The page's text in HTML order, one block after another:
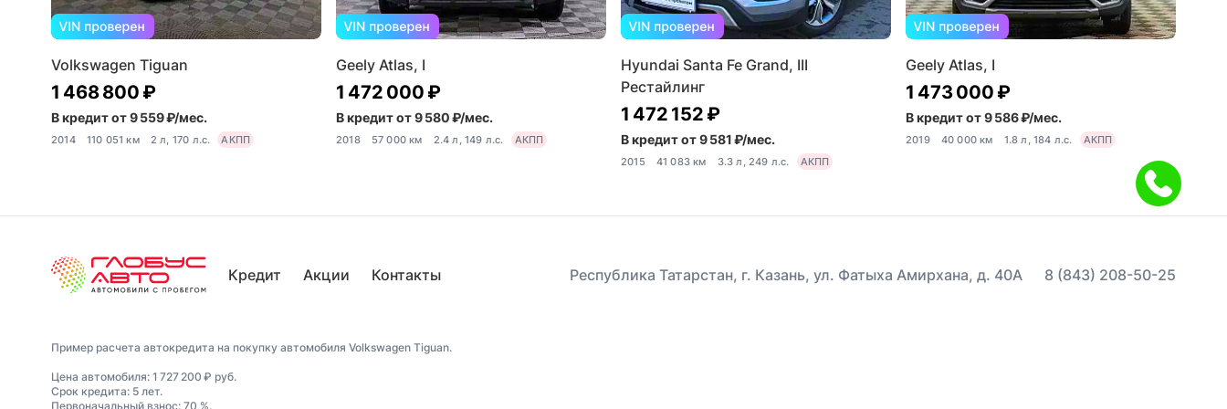
Volkswagen Tiguan
1 468 800 ₽
В кредит от 9 559 ₽/мес.
2014 110 051 км 2 л, 170 л.с. АКПП
Geely Atlas, I
1 472 000 ₽
В кредит от 9 580 ₽/мес.
2018 57 000 км 2.4 л, 149 л.с. АКПП
Hyundai Santa Fe Grand, III
Рестайлинг
1 472 152 ₽
В кредит от 9 581 ₽/мес.
2015 41 083 км 3.3 л, 249 л.с. АКПП
Geely Atlas, I
1 473 000 ₽
В кредит от 9 586 ₽/мес.
2019 40 000 км 1.8 л, 184 л.с. АКПП
Кредит Акции Контакты Республика Татарстан, г. Казань, ул. Фатыха Амирхана, д. 40А 8 (843) 208-50-25
Пример расчета автокредита на покупку автомобиля Volkswagen Tiguan.
Цена автомобиля: 1 727 200 ₽ руб.
Срок кредита: 5 лет.
Первоначальный взнос: 70 %.